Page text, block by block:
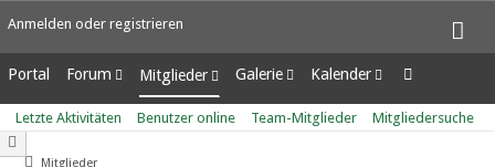
Anmelden oder registrieren
Portal Forum
Unerledigte Themen
Mitglieder
Letzte Aktivitäten
Benutzer online
Galerie
Alben
Bilder
Kalender
Wochenansicht
Tagesansicht
Letzte Aktivitäten Benutzer online Team-Mitglieder Mitgliedersuche
Mitglieder